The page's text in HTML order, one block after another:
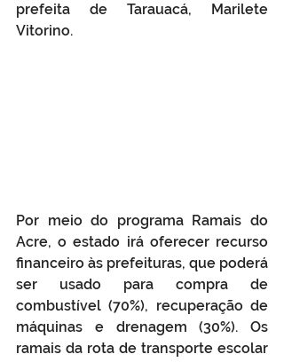
prefeita de Tarauacá, Marilete
Vitorino.
Por meio do programa Ramais do
Acre, o estado irá oferecer recurso
financeiro às prefeituras, que poderá
ser usado para compra de
combustível (70%), recuperação de
máquinas e drenagem (30%). Os
ramais da rota de transporte escolar